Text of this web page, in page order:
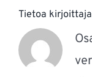
Tietoa